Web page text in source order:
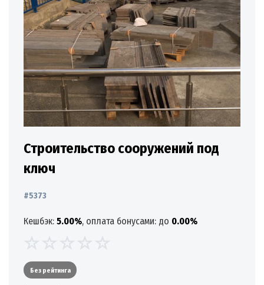
Строительство сооружений под
ключ
#5373
Кешбэк: 5.00%, оплата бонусами: до 0.00%
Без рейтинга